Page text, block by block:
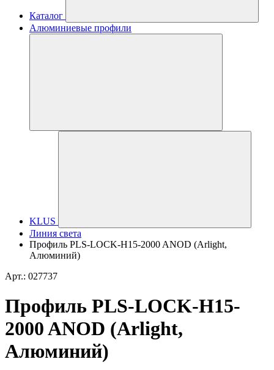
Каталог
Алюминиевые профили
KLUS
Линия света
Профиль PLS-LOCK-H15-2000 ANOD (Arlight,
Алюминий)
Арт.: 027737
Профиль PLS-LOCK-H15-
2000 ANOD (Arlight,
Алюминий)